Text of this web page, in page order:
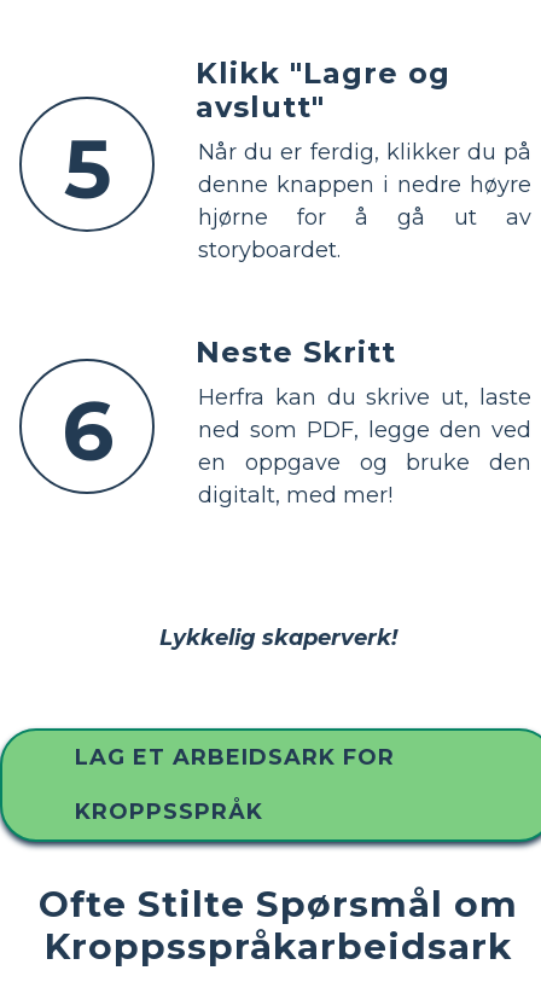
5
Klikk "Lagre og
avslutt"
Når du er ferdig, klikker du på
denne knappen i nedre høyre
hjørne for å gå ut av
storyboardet.
6
Neste Skritt
Herfra kan du skrive ut, laste
ned som PDF, legge den ved
en oppgave og bruke den
digitalt, med mer!
Lykkelig skaperverk!
LAG ET ARBEIDSARK FOR
KROPPSSPRÅK
Ofte Stilte Spørsmål om
Kroppsspråkarbeidsark